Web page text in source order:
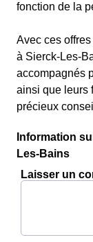
fonction de la
Avec ces
à Sierck-Les-
accompagnés
ainsi que leurs
précieux
Information
Les-Bains
Laisser un